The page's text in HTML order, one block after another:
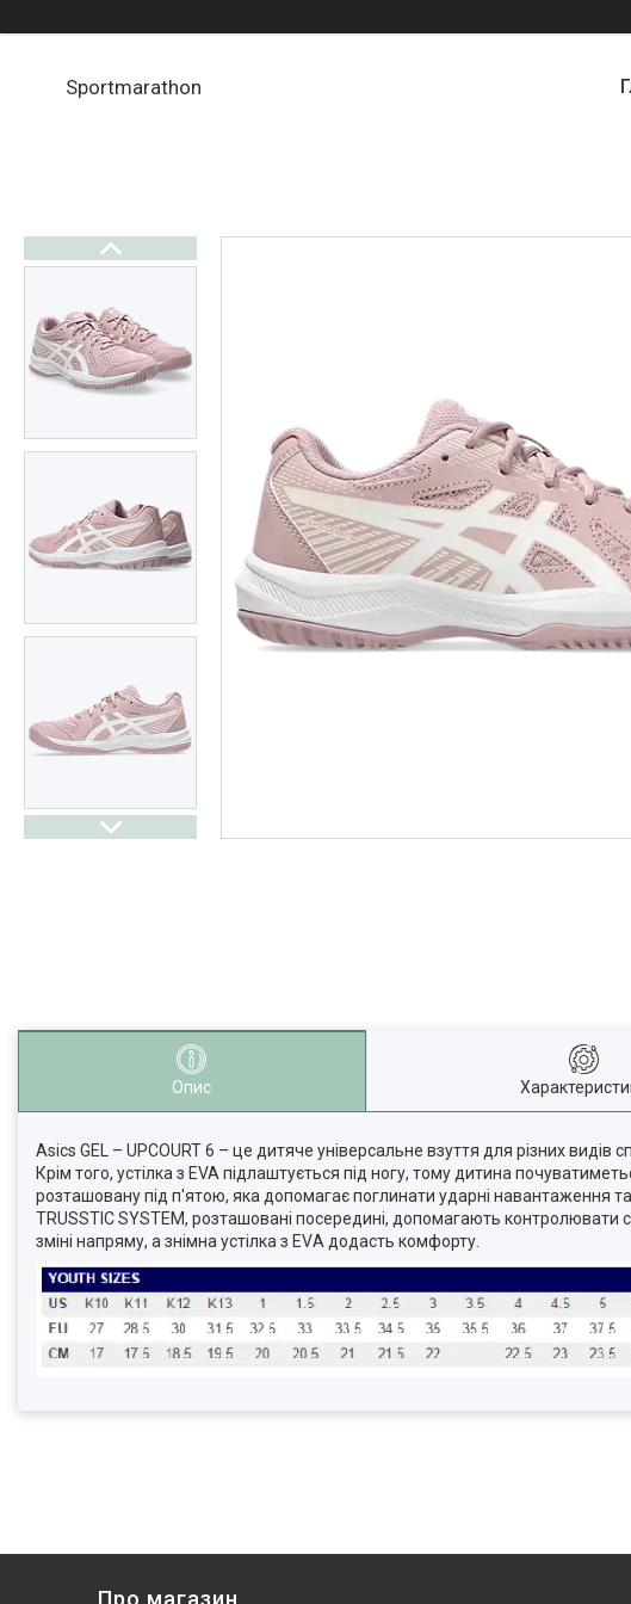
Sportmarathon
Опис
Asics GEL – UPCOURT 6 – це дитяче універсальне взуття для різних
Крім того, устілка з EVA підлаштується під ногу, тому дитина
розташовану під п'ятою, яка допомагає поглинати ударні навантаження
TRUSSTIC SYSTEM, розташовані посередині, допомагають контролювати
зміні напряму, а знімна устілка з EVА додасть комфорту.
Про магазин